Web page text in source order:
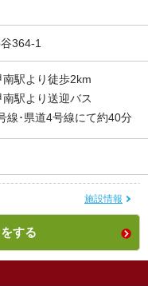
364-1
駅より徒歩2km
駅より送迎バス
線･県道4号線にて約40分
施設情報
する